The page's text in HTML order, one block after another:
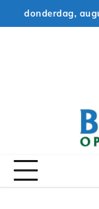
to
donderdag,